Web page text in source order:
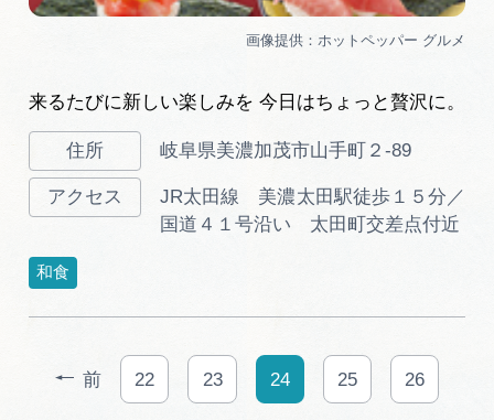
来るたびに新しい楽しみを 今日はちょっと贅沢に。
岐阜県美濃加茂市山手町２-89
JR太田線 美濃太田駅徒歩１５分／
国道４１号沿い 太田町交差点付近
和食
前 22 23 24 25 26